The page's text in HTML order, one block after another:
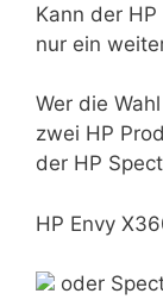
Kann der
nur ein
Wer die
zwei HP
der HP
HP Envy
oder